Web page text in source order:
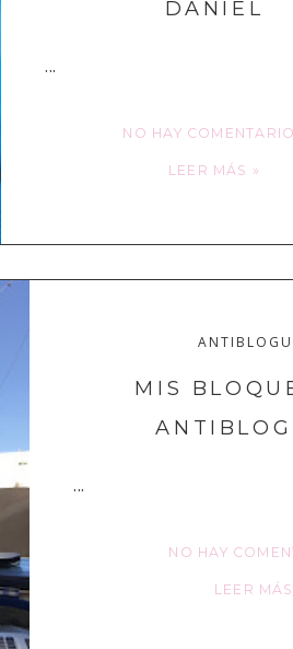
DANIEL
...
NO HAY
LEER MÁS »
MIS
...
NO HAY
LEER